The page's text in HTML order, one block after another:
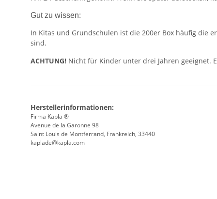
Gut zu wissen:
In Kitas und Grundschulen ist die 200er Box häufig die
sind.
ACHTUNG! Nicht für Kinder unter drei Jahren geeignet.
Herstellerinformationen:
Firma Kapla ®
Avenue de la Garonne 98
Saint Louis de Montferrand, Frankreich, 33440
kaplade@kapla.com